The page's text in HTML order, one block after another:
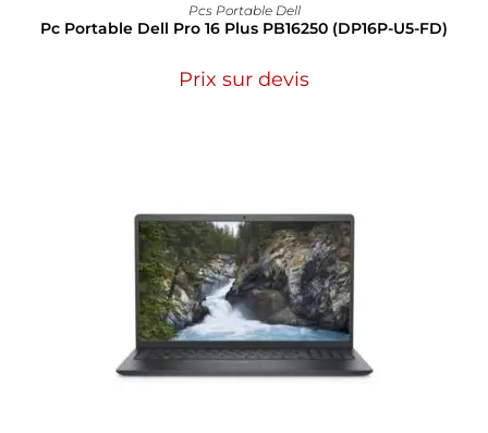
Pcs Portable Dell
Pc Portable Dell Pro 16 Plus PB16250 (DP16P-U5-FD)
Prix sur devis